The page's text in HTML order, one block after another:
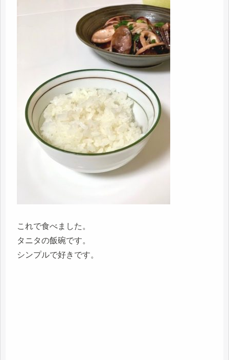
これで食べました。
タニタの飯碗です。
シンプルで好きです。